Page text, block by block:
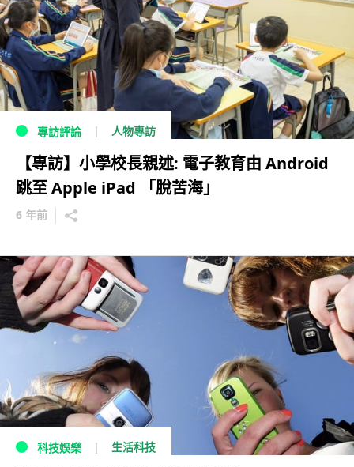
專訪評論 人物專訪
【專訪】小學校長親述: 電子教育由 Android
跳至 Apple iPad 「脫苦海」
6 年前
科技娛樂 生活科技